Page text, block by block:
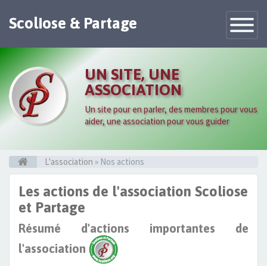
Toggle
Scoliose & Partage
UN SITE, UNE
ASSOCIATION
Un site pour en parler, des membres pour vous
aider, une association pour vous guider
L'association » Nos actions
Les actions de l'association Scoliose
et Partage
Résumé d'actions importantes de
l'association